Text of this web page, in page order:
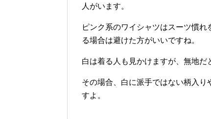
人がいます。
ピンク系のワイシャツはスーツ慣
る場合は避けた方がいいですね。
白は着る人も見かけますが、無地だ
その場合、白に派手ではない柄入り
すよ。